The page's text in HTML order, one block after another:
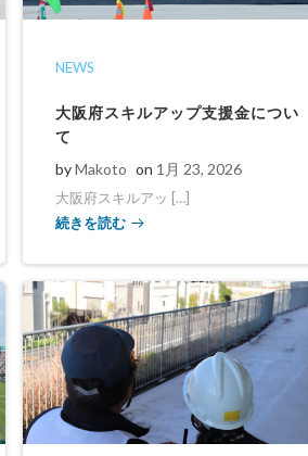
NEWS
大阪府スキルアップ支援金につい
て
byMakoto on 1月 23, 2026
大阪府スキルアッ […]
続きを読む